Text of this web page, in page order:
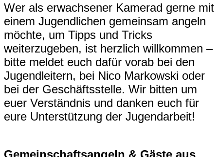
Wer als erwachsener Kamerad gerne mit
einem Jugendlichen gemeinsam angeln
möchte, um Tipps und Tricks
weiterzugeben, ist herzlich willkommen –
bitte meldet euch dafür vorab bei den
Jugendleitern, bei Nico Markowski oder
bei der Geschäftsstelle. Wir bitten um
euer Verständnis und danken euch für
eure Unterstützung der Jugendarbeit!
Gemeinschaftsangeln & Gäste aus